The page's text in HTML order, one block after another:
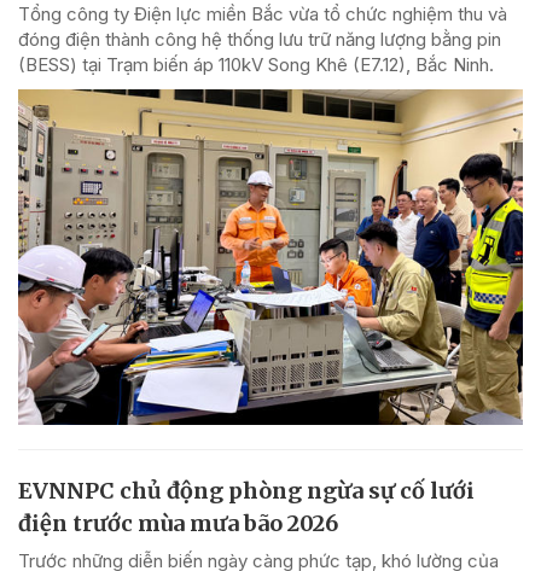
Tổng công ty Điện lực miền Bắc vừa tổ chức nghiệm thu và
đóng điện thành công hệ thống lưu trữ năng lượng bằng pin
(BESS) tại Trạm biến áp 110kV Song Khê (E7.12), Bắc Ninh.
EVNNPC chủ động phòng ngừa sự cố lưới
điện trước mùa mưa bão 2026
Trước những diễn biến ngày càng phức tạp, khó lường của